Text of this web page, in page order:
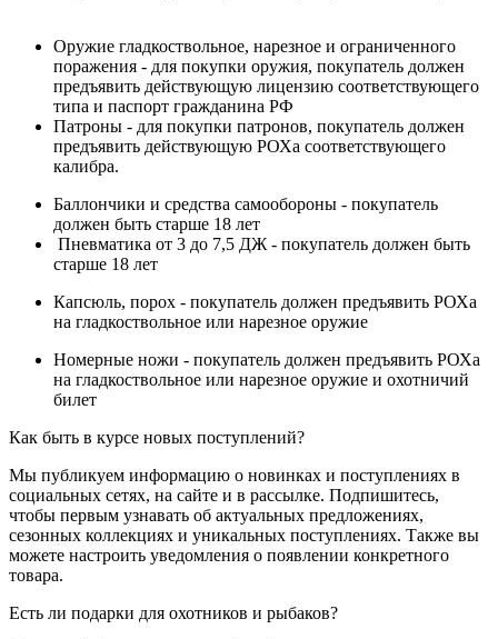
Оружие гладкоствольное, нарезное и ограниченного
поражения - для покупки оружия, покупатель должен
предъявить действующую лицензию соответствующего
типа и паспорт гражданина РФ
Патроны - для покупки патронов, покупатель должен
предъявить действующую РОХа соответствующего
калибра.
Баллончики и средства самообороны - покупатель
должен быть старше 18 лет
Пневматика от 3 до 7,5 ДЖ - покупатель должен быть
старше 18 лет
Капсюль, порох - покупатель должен предъявить РОХа
на гладкоствольное или нарезное оружие
Номерные ножи - покупатель должен предъявить РОХа
на гладкоствольное или нарезное оружие и охотничий
билет
Как быть в курсе новых поступлений?
Мы публикуем информацию о новинках и поступлениях в
социальных сетях, на сайте и в рассылке. Подпишитесь,
чтобы первым узнавать об актуальных предложениях,
сезонных коллекциях и уникальных поступлениях. Также вы
можете настроить уведомления о появлении конкретного
товара.
Есть ли подарки для охотников и рыбаков?